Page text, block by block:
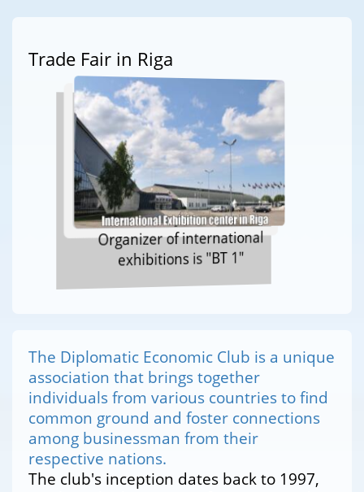
Trade Fair in Riga
Organizer of international
exhibitions is "BT 1"
The Diplomatic Economic Club is a unique
association that brings together
individuals from various countries to find
common ground and foster connections
among businessman from their
respective nations.
The club's inception dates back to 1997,